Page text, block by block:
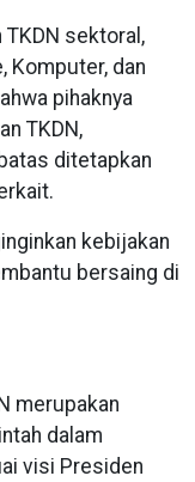
sektoral,
Komputer, dan
pihaknya
TKDN,
ditetapkan
kebijakan
bersaing di
merupakan
dalam
visi Presiden